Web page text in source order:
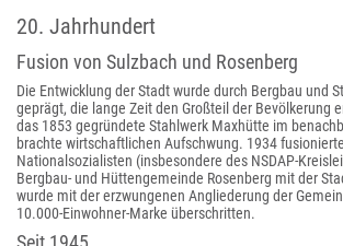
20. Jahrhundert
Fusion von Sulzbach und Rosenberg
Die Entwicklung der Stadt wurde durch Bergbau und
geprägt, die lange Zeit den Großteil der Bevölkerung
das 1853 gegründete Stahlwerk Maxhütte im
brachte wirtschaftlichen Aufschwung. 1934
Nationalsozialisten (insbesondere des NSDAP-
Bergbau- und Hüttengemeinde Rosenberg mit der
wurde mit der erzwungenen Angliederung der
10.000-Einwohner-Marke überschritten.